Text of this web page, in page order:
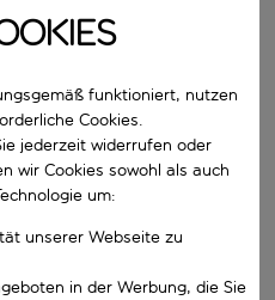
automatische
aus.
funktioniert, nutzen
Cookies.
jederzeit widerrufen oder
wir Cookies sowohl als auch
um:
unserer Webseite zu
in der Werbung, die Sie